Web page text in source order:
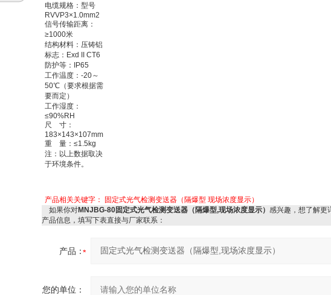
电缆规格：型号
RVVP3×1.0mm2
信号传输距离：
≥1000米
结构材料：压铸铝
标志：Exd II CT6
防护等：IP65
工作温度：-20～
50℃（要求根据需
要而定）
工作湿度：
≤90%RH
尺 寸：
183×143×107mm
重 量：≤1.5kg
注：以上数据取决
于环境条件。
产品相关关键字： 固定式光气检测变送器（隔爆型 现场浓度显示）
如果你对MNJBG-80固定式光气检测变送器（隔爆型,现场浓度显示） 感兴趣，想了解更
产品信息，填写下表直接与厂家联系：
产品：
您的单位：